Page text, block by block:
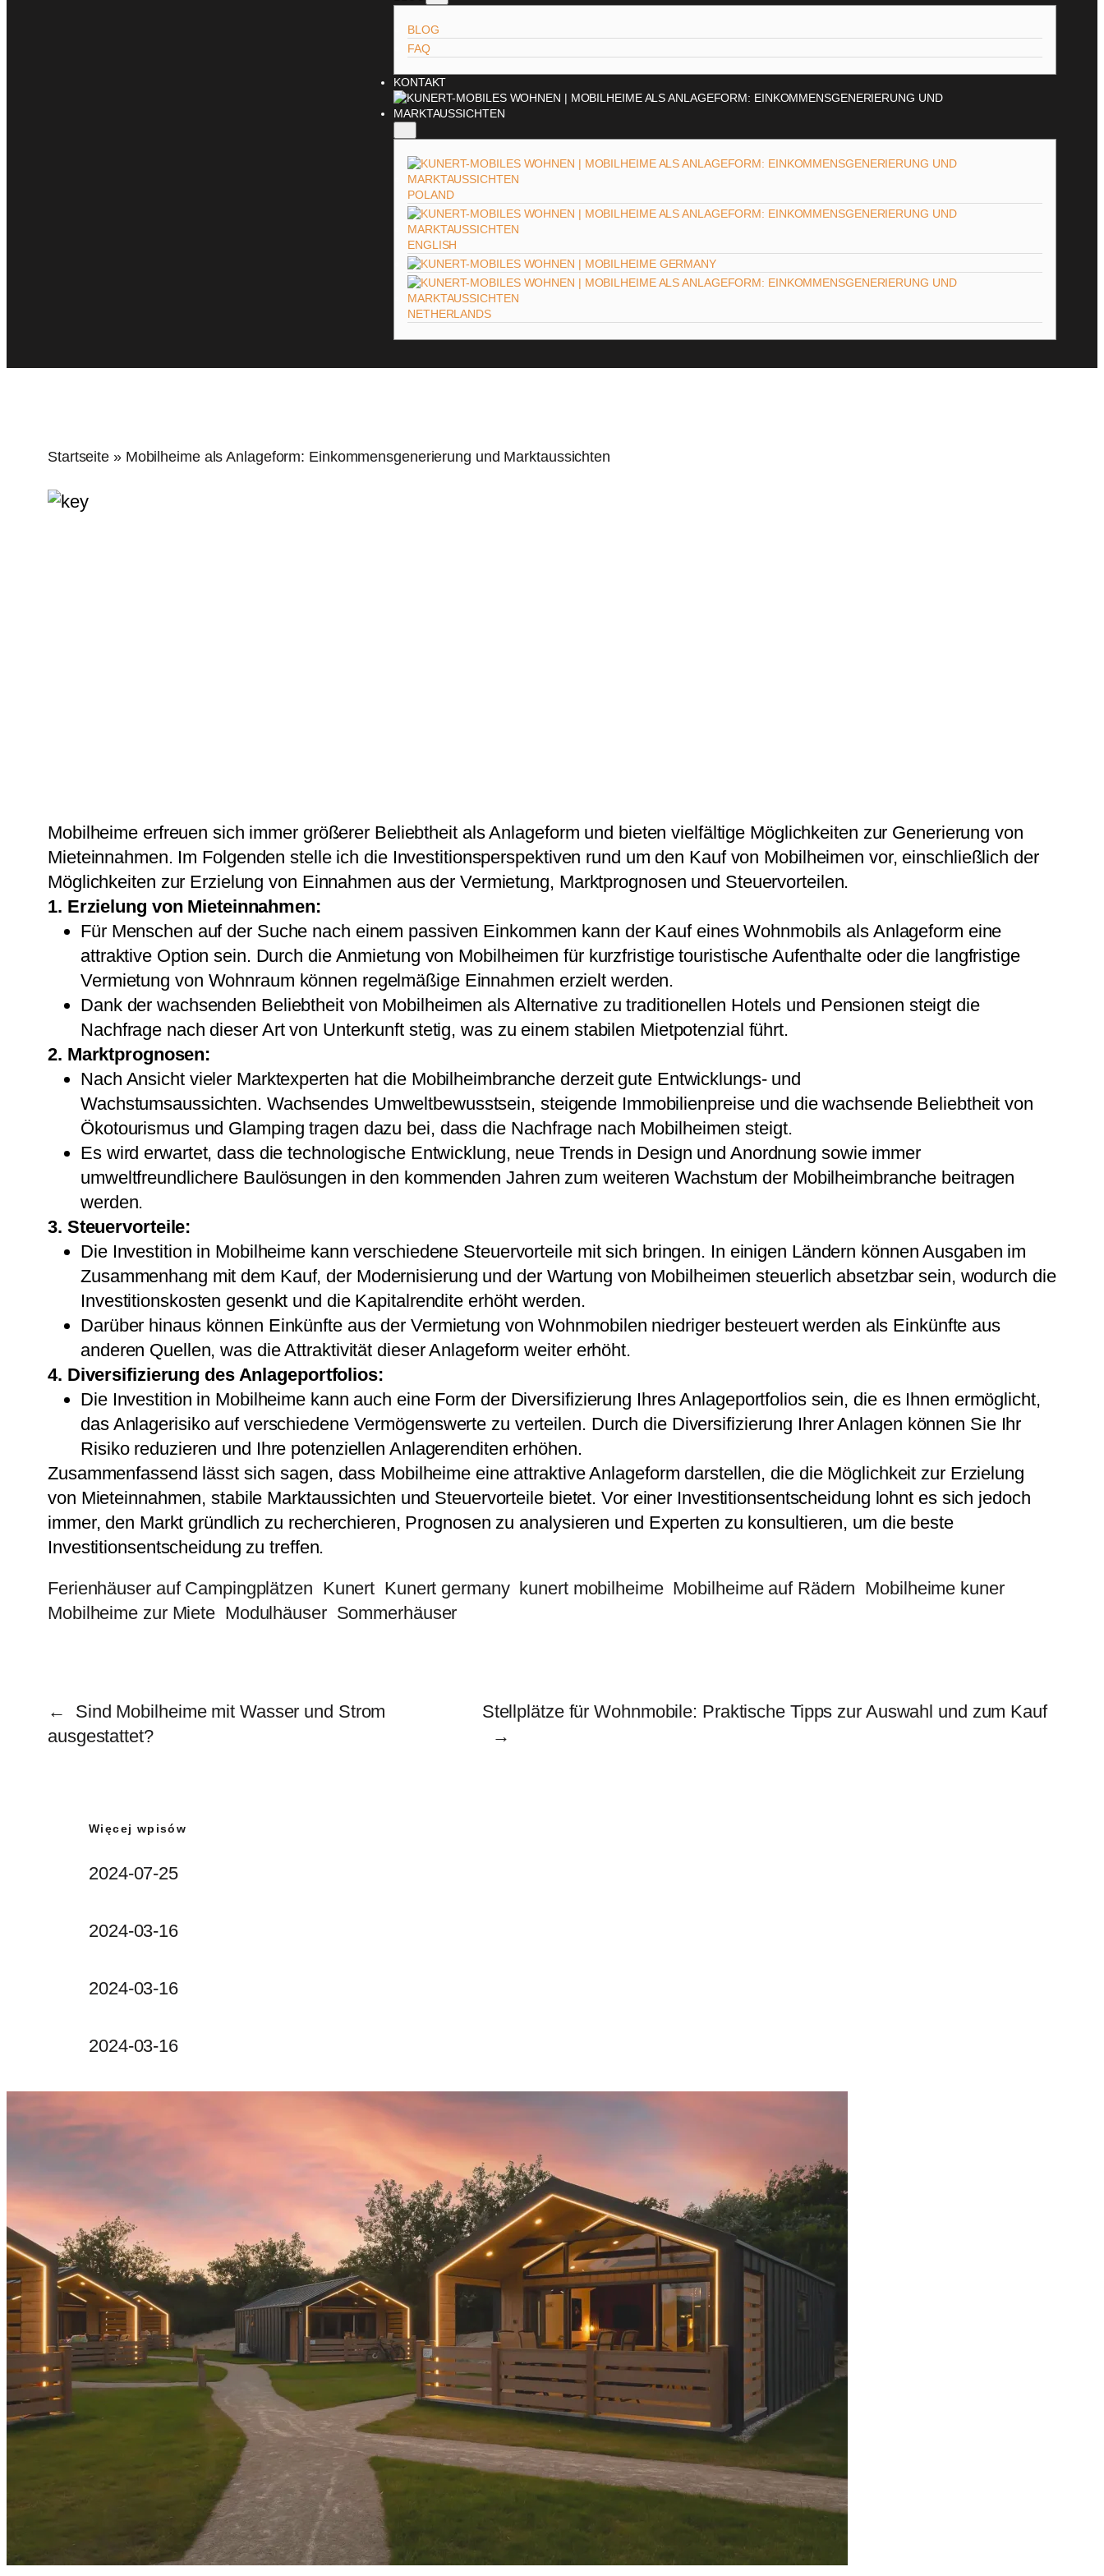
BLOG
FAQ
KONTAKT
POLAND
ENGLISH
GERMANY
NETHERLANDS
Startseite » Mobilheime als Anlageform: Einkommensgenerierung und Marktaussichten
Mobilheime erfreuen sich immer größerer Beliebtheit als Anlageform und bieten vielfältige Möglichkeiten zur Generierung von
Mieteinnahmen. Im Folgenden stelle ich die Investitionsperspektiven rund um den Kauf von Mobilheimen vor, einschließlich der
Möglichkeiten zur Erzielung von Einnahmen aus der Vermietung, Marktprognosen und Steuervorteilen.
1. Erzielung von Mieteinnahmen:
Für Menschen auf der Suche nach einem passiven Einkommen kann der Kauf eines Wohnmobils als Anlageform eine
attraktive Option sein. Durch die Anmietung von Mobilheimen für kurzfristige touristische Aufenthalte oder die langfristige
Vermietung von Wohnraum können regelmäßige Einnahmen erzielt werden.
Dank der wachsenden Beliebtheit von Mobilheimen als Alternative zu traditionellen Hotels und Pensionen steigt die
Nachfrage nach dieser Art von Unterkunft stetig, was zu einem stabilen Mietpotenzial führt.
2. Marktprognosen:
Nach Ansicht vieler Marktexperten hat die Mobilheimbranche derzeit gute Entwicklungs- und
Wachstumsaussichten. Wachsendes Umweltbewusstsein, steigende Immobilienpreise und die wachsende Beliebtheit von
Ökotourismus und Glamping tragen dazu bei, dass die Nachfrage nach Mobilheimen steigt.
Es wird erwartet, dass die technologische Entwicklung, neue Trends in Design und Anordnung sowie immer
umweltfreundlichere Baulösungen in den kommenden Jahren zum weiteren Wachstum der Mobilheimbranche beitragen
werden.
3. Steuervorteile:
Die Investition in Mobilheime kann verschiedene Steuervorteile mit sich bringen. In einigen Ländern können Ausgaben im
Zusammenhang mit dem Kauf, der Modernisierung und der Wartung von Mobilheimen steuerlich absetzbar sein, wodurch die
Investitionskosten gesenkt und die Kapitalrendite erhöht werden.
Darüber hinaus können Einkünfte aus der Vermietung von Wohnmobilen niedriger besteuert werden als Einkünfte aus
anderen Quellen, was die Attraktivität dieser Anlageform weiter erhöht.
4. Diversifizierung des Anlageportfolios:
Die Investition in Mobilheime kann auch eine Form der Diversifizierung Ihres Anlageportfolios sein, die es Ihnen ermöglicht,
das Anlagerisiko auf verschiedene Vermögenswerte zu verteilen. Durch die Diversifizierung Ihrer Anlagen können Sie Ihr
Risiko reduzieren und Ihre potenziellen Anlagerenditen erhöhen.
Zusammenfassend lässt sich sagen, dass Mobilheime eine attraktive Anlageform darstellen, die die Möglichkeit zur Erzielung
von Mieteinnahmen, stabile Marktaussichten und Steuervorteile bietet. Vor einer Investitionsentscheidung lohnt es sich jedoch
immer, den Markt gründlich zu recherchieren, Prognosen zu analysieren und Experten zu konsultieren, um die beste
Investitionsentscheidung zu treffen.
Ferienhäuser auf Campingplätzen Kunert Kunert germany kunert mobilheime Mobilheime auf Rädern Mobilheime kuner
Mobilheime zur Miete Modulhäuser Sommerhäuser
←
Sind Mobilheime mit Wasser und Strom
ausgestattet?
Stellplätze für Wohnmobile: Praktische Tipps zur Auswahl und zum Kauf
→
Więcej wpisów
2024-07-25
2024-03-16
2024-03-16
2024-03-16